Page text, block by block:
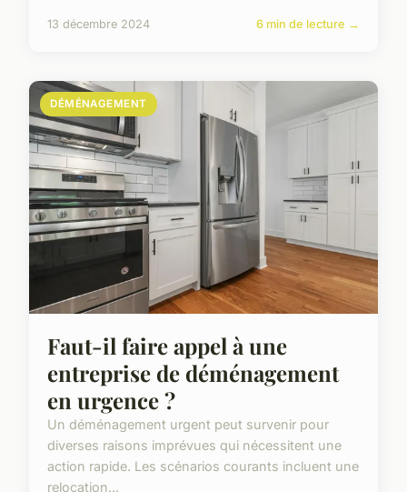
13 décembre 2024 6 min de lecture →
DÉMÉNAGEMENT
Faut-il faire appel à une
entreprise de déménagement
en urgence ?
Un déménagement urgent peut survenir pour
diverses raisons imprévues qui nécessitent une
action rapide. Les scénarios courants incluent une
relocation...